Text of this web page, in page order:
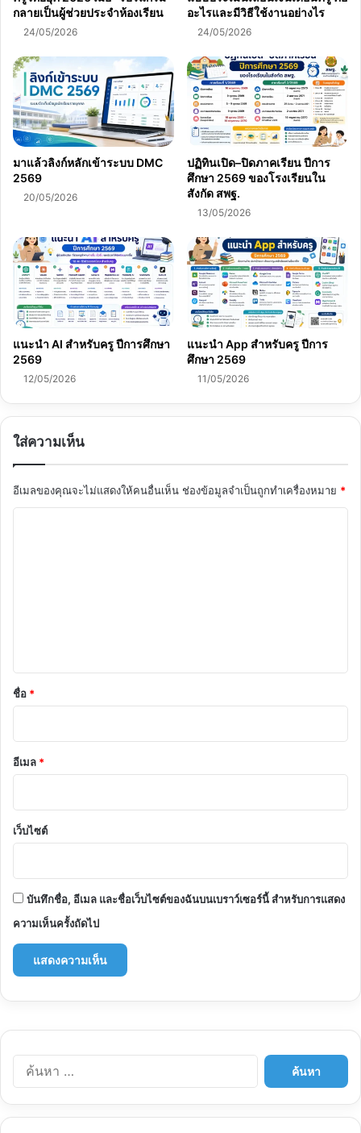
กลายเป็นผู้ช่วยประจำห้องเรียน
24/05/2026
อะไรและมีวิธีใช้งานอย่างไร
24/05/2026
มาแล้วลิงก์หลักเข้าระบบ DMC
2569
20/05/2026
ปฏิทินเปิด–ปิดภาคเรียน ปีการ
ศึกษา 2569 ของโรงเรียนใน
สังกัด สพฐ.
13/05/2026
แนะนำ AI สำหรับครู ปีการศึกษา
2569
12/05/2026
แนะนำ App สำหรับครู ปีการ
ศึกษา 2569
11/05/2026
ใส่ความเห็น
อีเมลของคุณจะไม่แสดงให้คนอื่นเห็น ช่องข้อมูลจำเป็นถูกทำเครื่องหมาย *
*
ชื่อ *
อีเมล *
เว็บไซต์
บันทึกชื่อ, อีเมล และชื่อเว็บไซต์ของฉันบนเบราว์เซอร์นี้ สำหรับการแสดง
ความเห็นครั้งถัดไป
ค้นหา